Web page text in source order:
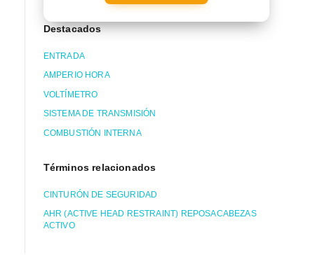
Destacados
ENTRADA
AMPERIO HORA
VOLTÍMETRO
SISTEMA DE TRANSMISIÓN
COMBUSTIÓN INTERNA
Términos relacionados
CINTURÓN DE SEGURIDAD
AHR (ACTIVE HEAD RESTRAINT) REPOSACABEZAS
ACTIVO